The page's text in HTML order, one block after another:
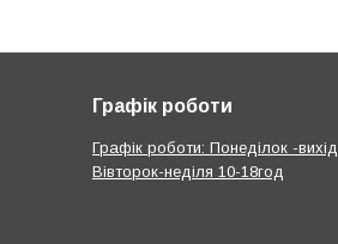
Графік роботи
Графік роботи: Понеділок -
Вівторок-неділя 10-18год